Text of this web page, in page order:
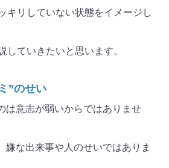
キリしていない状態をイメージし
ていきたいと思います。
”のせい
は意志が弱いからではありませ
嫌な出来事や人のせいではありま